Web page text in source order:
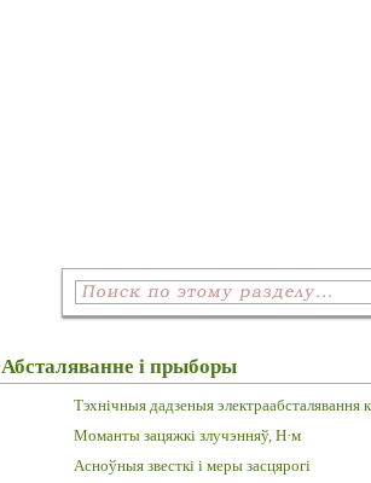
Абсталяванне і прыборы
Тэхнічныя дадзеныя электраабсталявання
Моманты зацяжкі злучэнняў, Н·м
Асноўныя звесткі і меры засцярогі